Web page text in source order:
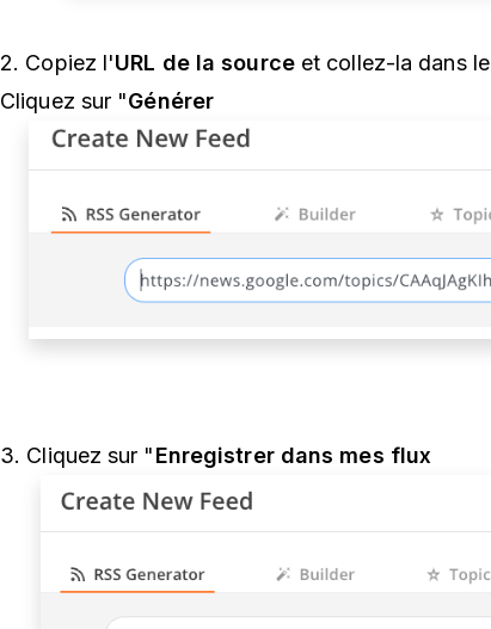
2. Copiez l'URL de la sourceet collez-la dans le
Cliquez sur "Générer
3. Cliquez sur "Enregistrer dans mes flux